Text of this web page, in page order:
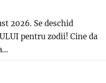
2026. Se deschid
pentru zodii! Cine da